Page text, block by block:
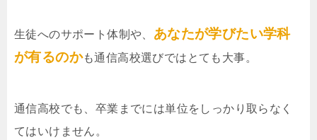
生徒へのサポート体制や、 あなたが学びたい学科
が有るのかも通信高校選びではとても大事。
通信高校でも、卒業までには単位をしっかり取らなく
てはいけません。